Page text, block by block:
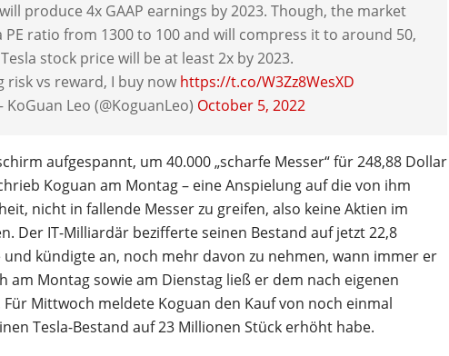
produce 4x GAAP earnings by 2023. Though, the market
PE ratio from 1300 to 100 and will compress it to around 50,
Tesla stock price will be at least 2x by 2023.
risk vs reward, I buy now https://t.co/W3Zz8WesXD
Leo (@KoguanLeo) October 5, 2022
aufgespannt, um 40.000 „scharfe Messer“ für 248,88 Dollar
Koguan am Montag – eine Anspielung auf die von ihm
nicht in fallende Messer zu greifen, also keine Aktien im
Der IT-Milliardär bezifferte seinen Bestand auf jetzt 22,8
und kündigte an, noch mehr davon zu nehmen, wann immer er
am Montag sowie am Dienstag ließ er dem nach eigenen
Mittwoch meldete Koguan den Kauf von noch einmal
Tesla-Bestand auf 23 Millionen Stück erhöht habe.